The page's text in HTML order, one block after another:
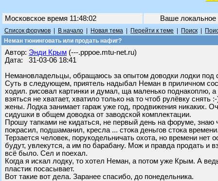
Московское время 11:48:02 Ваше
Список форумов В начало Новая тема Перейти к теме Поиск
Неман тюнинговать или продать нафиг?
Автор: Энди Крым (---.pppoe.mtu-net.ru)
Дата: 31-03-06 18:41
Немановладельцы, обращаюсь за опытом доводки лодки под
Суть в следующем, приятель надыбал Неман в приличном
ходил. рисовал картинки и думал, ща маленько поднакоплю,
взяться не хватает, хватило только на то чтоб рулёвку
жены. Лодка занимает гараж уже год, продвижения никаких.
сидушки в общем доводка от заводской комплектации.
Прошу тапками не кидаться, не первый день на форуме, знаю
покрасил, подшаманил, кресла ... стока деньгов стока
Терзается человек, порукодельничать охота, но времени
будут, увлекутся, а им по барабану. Мож и правда продать и
всё было. Сел и поехал.
Когда я искал лодку, то хотел Неман, а потом уже Крым. А
пластик посасывает.
Вот такие вот дела. Заранее спасибо, до понедельника.